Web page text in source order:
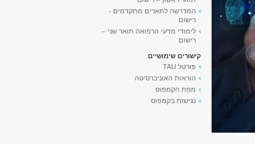
המדרשה לתארים מתקדמים -
רישום
לימודי מדעי הרפואה תואר שני –
רישום
קישורים שימושיים
פורטל TAU
הוראות האוניברסיטה
מפת הקמפוס
נגישות בקמפוס